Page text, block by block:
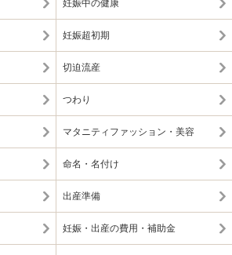
妊娠中の健康
妊娠超初期
切迫流産
つわり
マタニティファッション・美容
命名・名付け
出産準備
妊娠・出産の費用・補助金